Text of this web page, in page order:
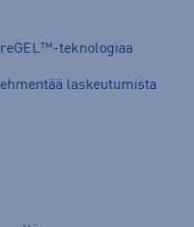
teknologiaa
laskeutumista